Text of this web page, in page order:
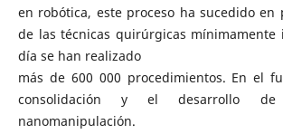
en robótica, este proceso ha sucedido en
de las técnicas quirúrgicas mínimamente
día se han realizado
más de 600 000 procedimientos. En el
consolidación y el desarrollo
nanomanipulación.